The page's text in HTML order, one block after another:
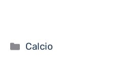
Categorie
Calcio